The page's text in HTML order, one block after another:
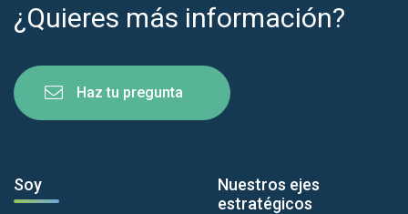
¿Quieres más información?
Haz tu pregunta
Soy
Nuestros ejes
estratégicos